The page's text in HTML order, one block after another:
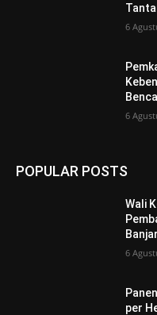
6
6
POPULAR POSTS
Wali
6
per